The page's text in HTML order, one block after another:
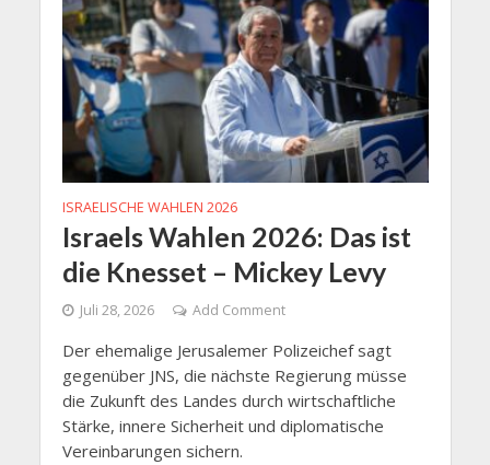
ISRAELISCHE WAHLEN 2026
Israels Wahlen 2026: Das ist
die Knesset – Mickey Levy
Juli 28, 2026 Add Comment
Der ehemalige Jerusalemer Polizeichef sagt
gegenüber JNS, die nächste Regierung müsse
die Zukunft des Landes durch wirtschaftliche
Stärke, innere Sicherheit und diplomatische
Vereinbarungen sichern.